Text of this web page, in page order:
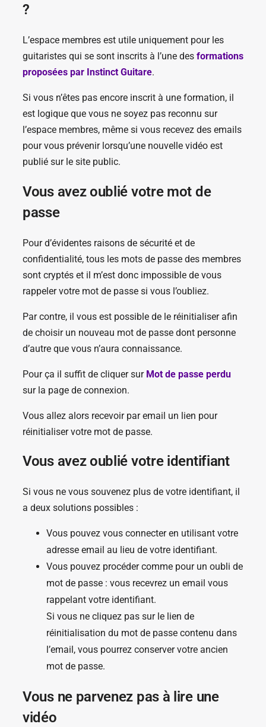
?
L’espace membres est utile uniquement pour les
guitaristes qui se sont inscrits à l’une des formations
proposées par Instinct Guitare.
Si vous n’êtes pas encore inscrit à une formation, il
est logique que vous ne soyez pas reconnu sur
l’espace membres, même si vous recevez des emails
pour vous prévenir lorsqu’une nouvelle vidéo est
publié sur le site public.
Vous avez oublié votre mot de
passe
Pour d’évidentes raisons de sécurité et de
confidentialité, tous les mots de passe des membres
sont cryptés et il m’est donc impossible de vous
rappeler votre mot de passe si vous l’oubliez.
Par contre, il vous est possible de le réinitialiser afin
de choisir un nouveau mot de passe dont personne
d’autre que vous n’aura connaissance.
Pour ça il suffit de cliquer sur Mot de passe perdu
sur la page de connexion.
Vous allez alors recevoir par email un lien pour
réinitialiser votre mot de passe.
Vous avez oublié votre identifiant
Si vous ne vous souvenez plus de votre identifiant, il
a deux solutions possibles :
Vous pouvez vous connecter en utilisant votre
adresse email au lieu de votre identifiant.
Vous pouvez procéder comme pour un oubli de
mot de passe : vous recevrez un email vous
rappelant votre identifiant.
Si vous ne cliquez pas sur le lien de
réinitialisation du mot de passe contenu dans
l’email, vous pourrez conserver votre ancien
mot de passe.
Vous ne parvenez pas à lire une
vidéo